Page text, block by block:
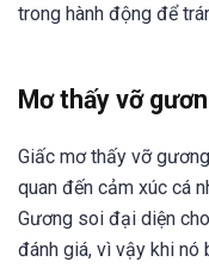
trong hành động để
Mơ thấy vỡ
Giấc mơ thấy vỡ
quan đến cảm xúc cá
Gương soi đại diện
đánh giá, vì vậy khi nó